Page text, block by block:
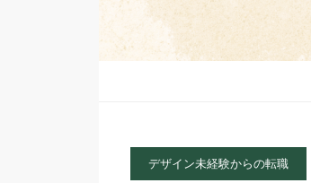
デザイン未経験からの転職